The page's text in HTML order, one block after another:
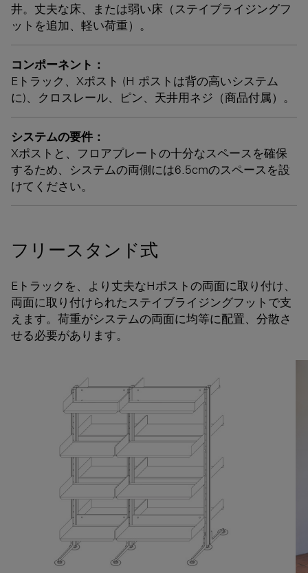
井。丈夫な床、または弱い床（ステイブライジングフ
ットを追加、軽い荷重）。
コンポーネント：
Eトラック、Xポスト (H ポストは背の高いシステム
に)、クロスレール、ピン、天井用ネジ（商品付属）。
システムの要件：
Xポストと、フロアプレートの十分なスペースを確保
するため、システムの両側には6.5cmのスペースを設
けてください。
フリースタンド式
Eトラックを、より丈夫なHポストの両面に取り付け、
両面に取り付けられたステイブライジングフットで支
えます。荷重がシステムの両面に均等に配置、分散さ
せる必要があります。